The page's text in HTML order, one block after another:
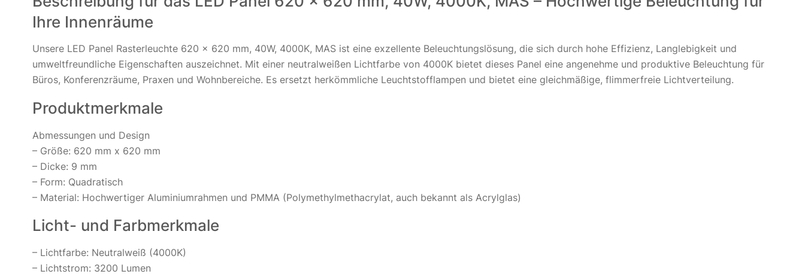
Ihre Innenräume
Unsere LED Panel Rasterleuchte 620 x 620 mm, 40W, 4000K, MAS ist eine exzellente Beleuchtungslösung, die sich durch hohe Effizienz, Langlebigkeit und
umweltfreundliche Eigenschaften auszeichnet. Mit einer neutralweißen Lichtfarbe von 4000K bietet dieses Panel eine angenehme und produktive Beleuchtung für
Büros, Konferenzräume, Praxen und Wohnbereiche. Es ersetzt herkömmliche Leuchtstofflampen und bietet eine gleichmäßige, flimmerfreie Lichtverteilung.
Produktmerkmale
Abmessungen und Design
– Größe: 620 mm x 620 mm
– Dicke: 9 mm
– Form: Quadratisch
– Material: Hochwertiger Aluminiumrahmen und PMMA (Polymethylmethacrylat, auch bekannt als Acrylglas)
Licht- und Farbmerkmale
– Lichtfarbe: Neutralweiß (4000K)
– Lichtstrom: 3200 Lumen